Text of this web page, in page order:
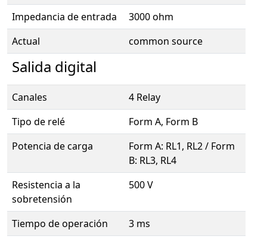
Impedancia de entrada
3000 ohm
Actual
common source
Salida digital
Canales
4 Relay
Tipo de relé
Form A, Form B
Potencia de carga
Form A: RL1, RL2 / Form
B: RL3, RL4
Resistencia a la
sobretensión
500 V
Tiempo de operación 3 ms